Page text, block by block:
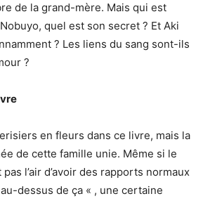
de la grand-mère. Mais qui est
quel est son secret ? Et Aki
? Les liens du sang sont-ils
?
en fleurs dans ce livre, mais la
de cette famille unie. Même si le
l’air d’avoir des rapports normaux
dessus de ça « , une certaine